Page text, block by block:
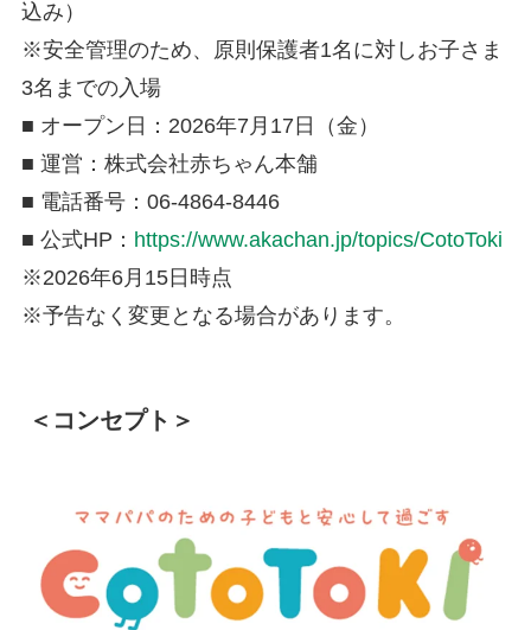
込み）
※安全管理のため、原則保護者1名に対しお子さま
3名までの入場
■ オープン日：2026年7月17日（金）
■ 運営：株式会社赤ちゃん本舗
■ 電話番号：06-4864-8446
■ 公式HP： https://www.akachan.jp/topics/CotoToki
※2026年6月15日時点
※予告なく変更となる場合があります。
＜コンセプト＞